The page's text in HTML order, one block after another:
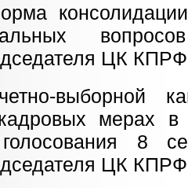
ЦК
кадровых мерах
8
ЦК